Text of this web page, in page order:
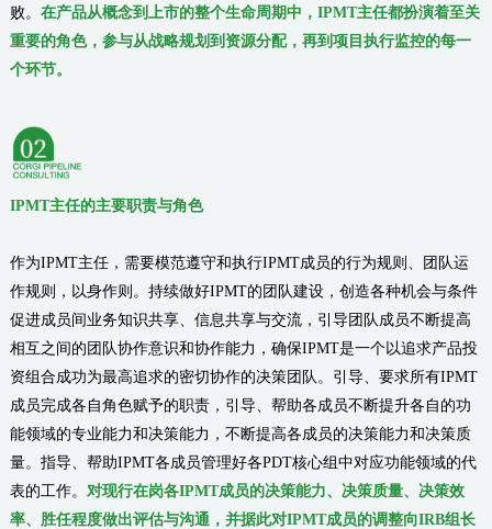
败。 在产品从概念到上市的整个生命周期中，IPMT主任都扮演着至关
重要的角色，参与从战略规划到资源分配，再到项目执行监控的每一
个环节。
IPMT主任的主要职责与角色
作为IPMT主任，需要模范遵守和执行IPMT成员的行为规则、团队运
作规则，以身作则。持续做好IPMT的团队建设，创造各种机会与条件
促进成员间业务知识共享、信息共享与交流，引导团队成员不断提高
相互之间的团队协作意识和协作能力，确保IPMT是一个以追求产品投
资组合成功为最高追求的密切协作的决策团队。引导、要求所有IPMT
成员完成各自角色赋予的职责，引导、帮助各成员不断提升各自的功
能领域的专业能力和决策能力，不断提高各成员的决策能力和决策质
量。指导、帮助IPMT各成员管理好各PDT核心组中对应功能领域的代
表的工作。 对现行在岗各IPMT成员的决策能力、决策质量、决策效
率、胜任程度做出评估与沟通，并据此对IPMT成员的调整向IRB组长